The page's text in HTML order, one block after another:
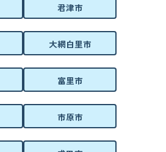
君津市
大網白里市
富里市
市原市